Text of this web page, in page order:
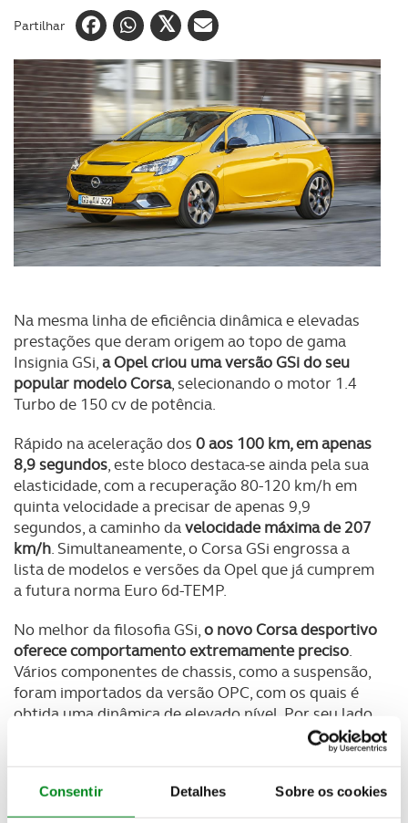
Consentir Detalhes Sobre os cookies
Partilhar
Na mesma linha de eficiência dinâmica e elevadas
prestações que deram origem ao topo de gama
Insignia GSi,a Opel criou uma versão GSi do seu
popular modelo Corsa, selecionando o motor 1.4
Turbo de 150 cv de potência.
Rápido na aceleração dos 0 aos 100 km, em apenas
8,9 segundos, este bloco destaca-se ainda pela sua
elasticidade, com a recuperação 80-120 km/h em
quinta velocidade a precisar de apenas 9,9
segundos, a caminho davelocidade máxima de 207
km/h. Simultaneamente, o Corsa GSi engrossa a
lista de modelos e versões da Opel que já cumprem
a futura norma Euro 6d-TEMP.
No melhor da filosofia GSi,o novo Corsa desportivo
oferece comportamento extremamente preciso.
Vários componentes de chassis, como a suspensão,
foram importados da versão OPC, com os quais é
obtida uma dinâmica de elevado nível. Por seu lado,
travões com discos de dimensões apreciáveis
proporcionam grande capacidade de travagem. As
polegadas de diâmetro, com pneus 215/40.